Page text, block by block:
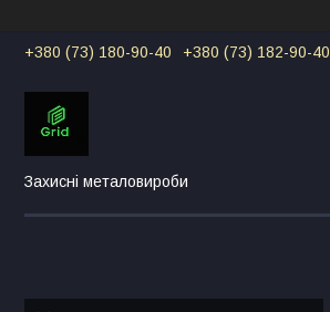
+380 (73) 180-90-40 +380 (73) 182-90-40
Захисні металовироби